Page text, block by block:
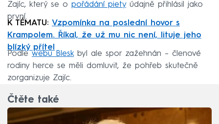
Zajíc, který se o pořádání pietyúdajně přihlásil jako
první.
K TÉMATU: Vzpomínka na poslední hovor s
Krampolem. Říkal, že už mu nic není, lituje jeho
blízký přítel
Podle webu Bleskbyl ale spor zažehnán – členové
rodiny herce se měli domluvit, že pohřeb skutečně
zorganizuje Zajíc.
Čtěte také